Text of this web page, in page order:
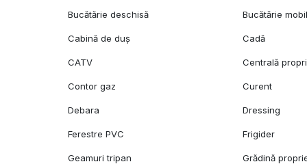
Bucătărie deschisă Bucătărie
Cabină de duș Cadă
CATV Centrală
Contor gaz Curent
Debara Dressing
Ferestre PVC Frigider
Geamuri tripan Grădină